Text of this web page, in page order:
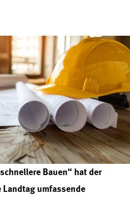
Bauen“ hat der
umfassende